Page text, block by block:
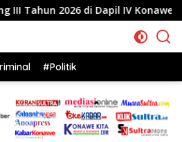
Dapil IV Konawe Reses di
#Politik